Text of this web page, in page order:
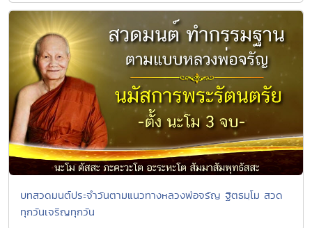
บทสวดมนต์ประจำวันตามแนวทางหลวงพ่อจรัญ ฐิตธมฺโม สวด
ทุกวันเจริญทุกวัน